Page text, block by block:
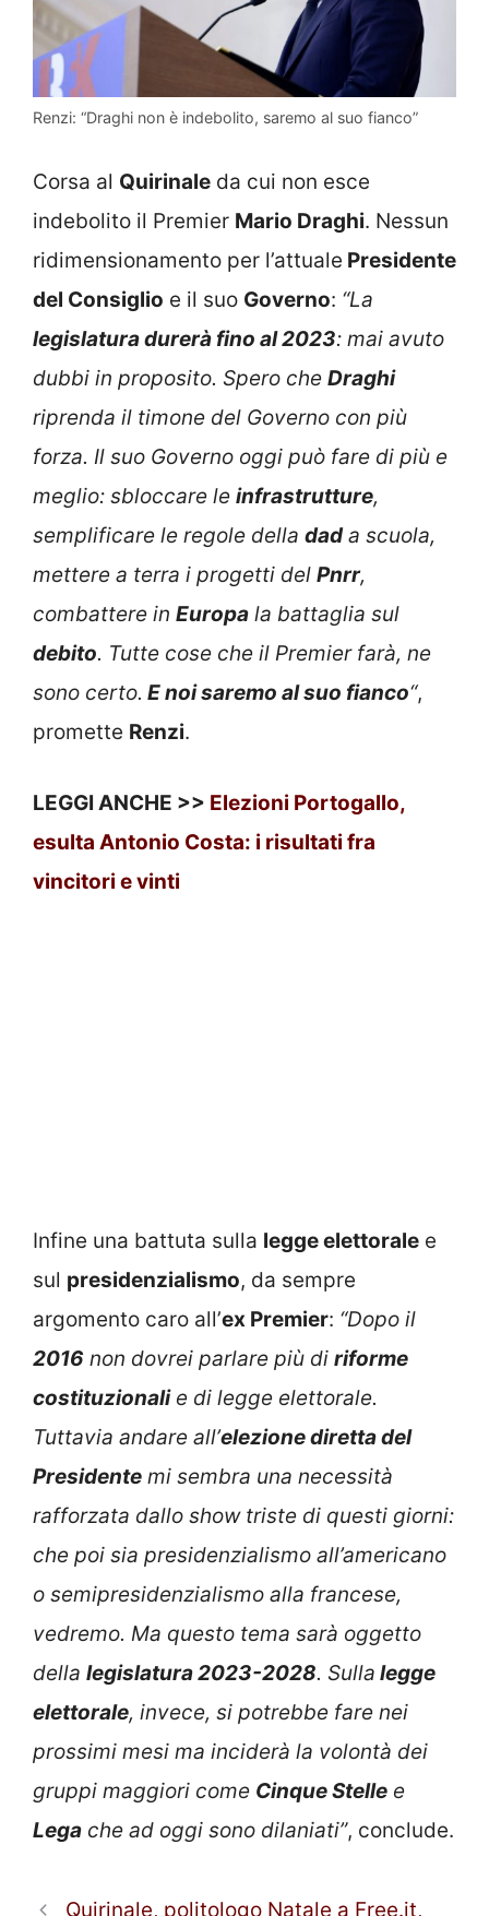
Renzi: “Draghi non è indebolito, saremo al suo fianco”
Corsa al Quirinale da cui non esce
indebolito il Premier Mario Draghi. Nessun
ridimensionamento per l’attuale Presidente
del Consiglio e il suo Governo: “La
legislatura durerà fino al 2023: mai avuto
dubbi in proposito. Spero che Draghi
riprenda il timone del Governo con più
forza. Il suo Governo oggi può fare di più e
meglio: sbloccare le infrastrutture,
semplificare le regole della dada scuola,
mettere a terra i progetti del Pnrr,
combattere in Europa la battaglia sul
debito. Tutte cose che il Premier farà, ne
sono certo. E noi saremo al suo fianco“,
promette Renzi.
LEGGI ANCHE >> Elezioni Portogallo,
esulta Antonio Costa: i risultati fra
vincitori e vinti
Infine una battuta sulla legge elettorale e
sul presidenzialismo, da sempre
argomento caro all’ex Premier: “Dopo il
2016 non dovrei parlare più di riforme
costituzionalie di legge elettorale.
Tuttavia andare all’elezione diretta del
Presidente mi sembra una necessità
rafforzata dallo show triste di questi giorni:
che poi sia presidenzialismo all’americano
o semipresidenzialismo alla francese,
vedremo. Ma questo tema sarà oggetto
della legislatura 2023-2028. Sulla legge
elettorale, invece, si potrebbe fare nei
prossimi mesi ma inciderà la volontà dei
gruppi maggiori come Cinque Stelle e
Lega che ad oggi sono dilaniati”, conclude.
Quirinale, politologo Natale a Free.it,